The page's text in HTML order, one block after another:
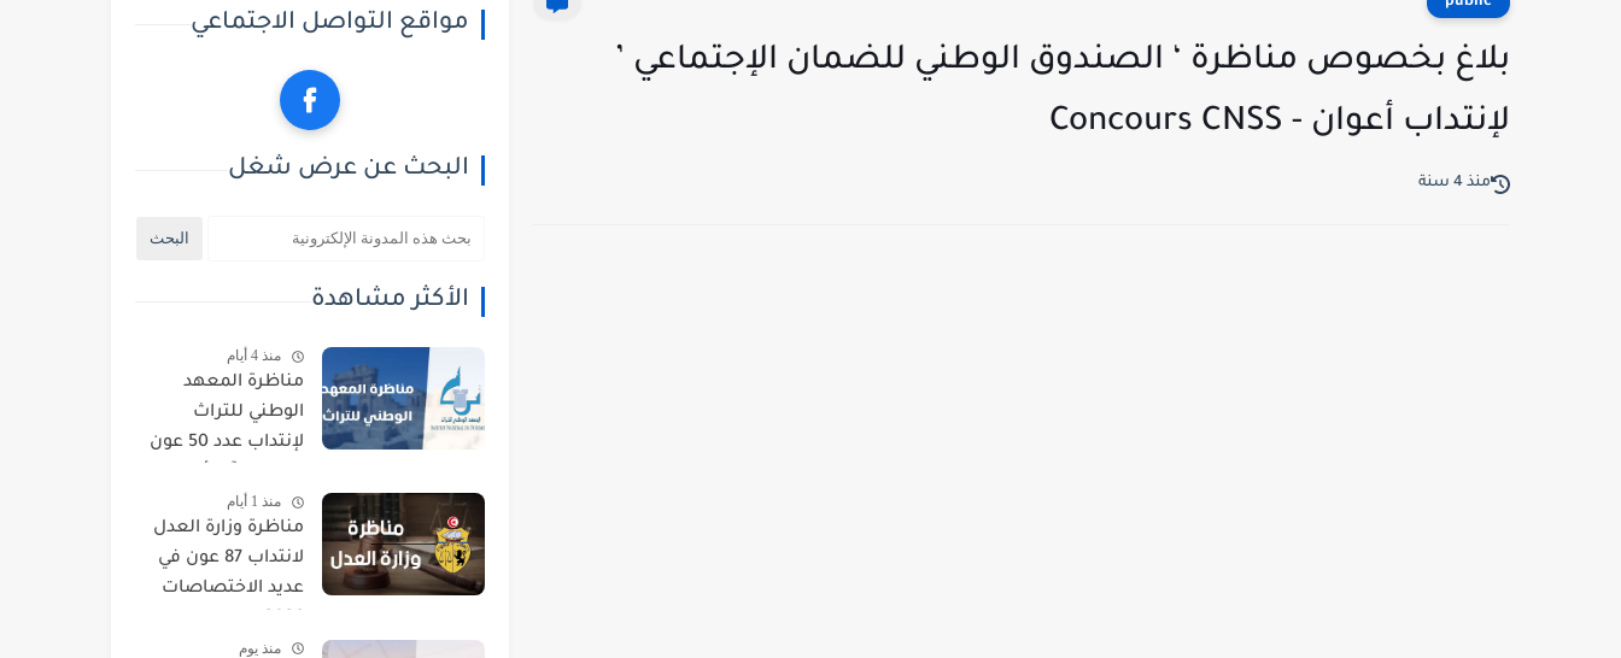
بلاغ بخصوص مناظرة ‘ الصندوق الوطني للضمان الإجتماعي ’
لإنتداب أعوان - Concours CNSS
منذ 4 سنة
مواقع التواصل الاجتماعي
البحث عن عرض شغل
الأكثر مشاهدة
منذ 4 أيام
مناظرة المعهد
الوطني للتراث
لإنتداب عدد 50 عون
2026
منذ 1 أيام
مناظرة وزارة العدل
لانتداب 87 عون في
عديد الاختصاصات
منذ يوم